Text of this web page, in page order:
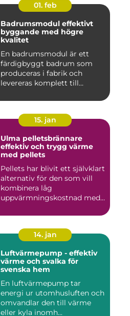
01. feb
Badrumsmodul effektivt
byggande med högre
kvalitet
En badrumsmodul är ett
färdigbyggt badrum som
produceras i fabrik och
levereras komplett till
15. jan
Ulma pelletsbrännare
effektiv och trygg värme
med pellets
Pellets har blivit ett självklart
alternativ för den som vill
kombinera låg
uppvärmningskostnad med
14. jan
Luftvärmepump - effektiv
värme och svalka för
svenska hem
En luftvärmepump tar
energi ur utomhusluften och
omvandlar den till värme
eller kyla inomh...